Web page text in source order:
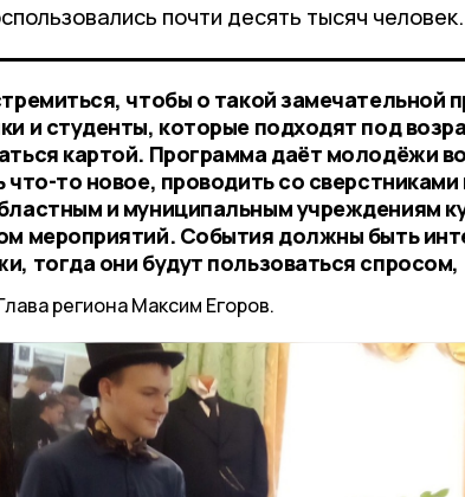
почти десять тысяч человек.
чтобы о такой замечательной
и студенты, которые подходят под
картой. Программа даёт молодёжи
что-то новое, проводить со
и муниципальным учреждениям
мероприятий. События должны быть
тогда они будут пользоваться спросом,
региона Максим Егоров.